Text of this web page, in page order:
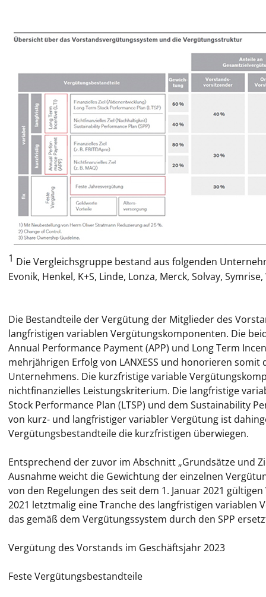
1 Die Vergleichsgruppe bestand aus folgenden
Evonik, Henkel, K+S, Linde, Lonza, Merck, Solvay,
Die Bestandteile der Vergütung der Mitglieder des
langfristigen variablen Vergütungskomponenten. Die
Annual Performance Payment (APP) und Long Term
mehrjährigen Erfolg von LANXESS und honorieren
Unternehmens. Die kurzfristige variable
nichtfinanzielles Leistungskriterium. Die langfristige
Stock Performance Plan (LTSP) und dem Sustainability
von kurz- und langfristiger variabler Vergütung ist
Vergütungsbestandteile die kurzfristigen überwiegen.
Entsprechend der zuvor im Abschnitt „Grundsätze und
Ausnahme weicht die Gewichtung der einzelnen
von den Regelungen des seit dem 1. Januar 2021
2021 letztmalig eine Tranche des langfristigen variablen
das gemäß dem Vergütungssystem durch den SPP
Vergütung des Vorstands im Geschäftsjahr 2023
Feste Vergütungsbestandteile